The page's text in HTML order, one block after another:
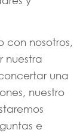
con nosotros,
nuestra
una
nuestro
e